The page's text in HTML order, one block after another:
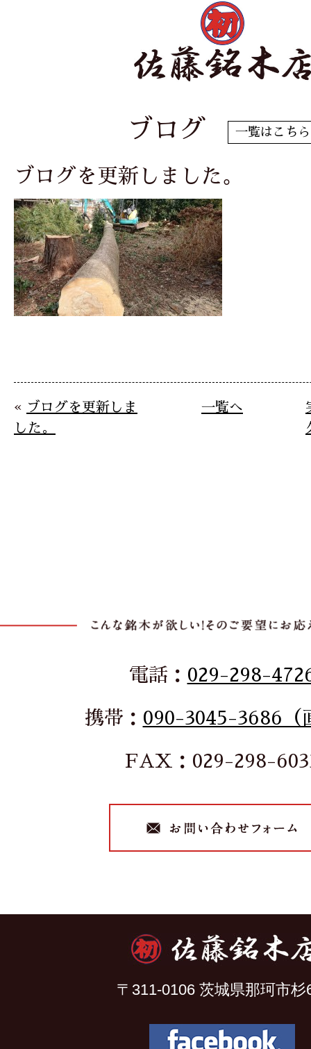
ブログ 一覧はこちら
ブログを更新しました。
« ブログを更新しま
した。
一覧へ
電話： 029-298-
携帯： 090-3045-3686（
FAX：029-298-
〒311-0106 茨城県那珂市杉